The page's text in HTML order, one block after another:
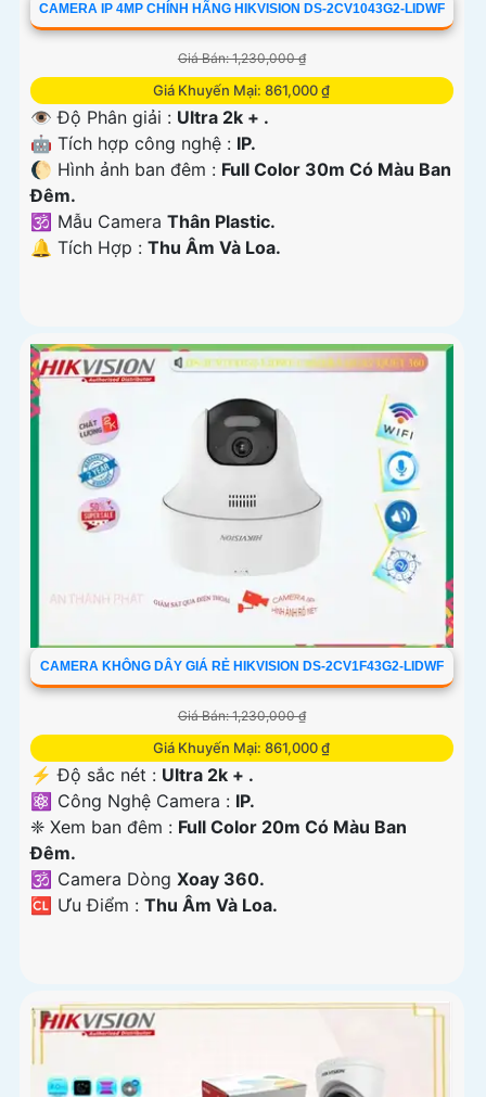
CAMERA IP 4MP CHÍNH HÃNG HIKVISION DS-2CV1043G2-LIDWF
Giá Bán: 1,230,000 ₫
Giá Khuyến Mại: 861,000 ₫
👁 Độ Phân giải : Ultra 2k + .
🤖️ Tích hợp công nghệ : IP.
🌔 Hình ảnh ban đêm : Full Color 30m Có Màu Ban
Ðêm.
🕉️ Mẫu Camera Thân Plastic.
️🔔 Tích Hợp : Thu Âm Và Loa.
CAMERA KHÔNG DÂY GIÁ RẺ HIKVISION DS-2CV1F43G2-LIDWF
Giá Bán: 1,230,000 ₫
Giá Khuyến Mại: 861,000 ₫
️⚡ Độ sắc nét : Ultra 2k + .
⚛️ Công Nghệ Camera : IP.
❈ Xem ban đêm : Full Color 20m Có Màu Ban
Ðêm.
🕉️ Camera Dòng Xoay 360.
️🆑 Ưu Điểm : Thu Âm Và Loa.